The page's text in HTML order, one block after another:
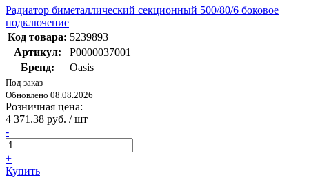
Радиатор биметаллический секционный 500/80/6 боковое
подключение
Код товара: 5239893
Артикул:
Р0000037001
Бренд:
Oasis
Под заказ
Обновлено 08.08.2026
Розничная цена:
4 371.38 руб. / шт
-
+
Купить